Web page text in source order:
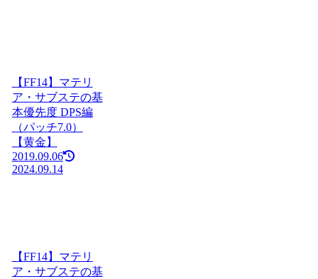
【FF14】マテリ
ア・サブステの基
本優先度 DPS編
（パッチ7.0）
【黄金】
2019.09.06
2024.09.14
【FF14】マテリ
ア・サブステの基